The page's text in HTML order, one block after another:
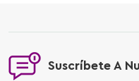
Suscríbete A